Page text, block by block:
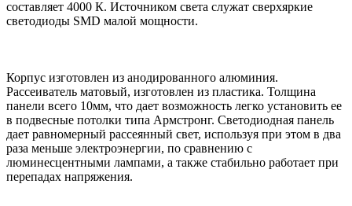
составляет 4000 К. Источником света служат сверхяркие
светодиоды SMD малой мощности.
Корпус изготовлен из анодированного алюминия.
Рассеиватель матовый, изготовлен из пластика. Толщина
панели всего 10мм, что дает возможность легко установить ее
в подвесные потолки типа Армстронг. Светодиодная панель
дает равномерный рассеянный свет, используя при этом в два
раза меньше электроэнергии, по сравнению с
люминесцентными лампами, а также стабильно работает при
перепадах напряжения.